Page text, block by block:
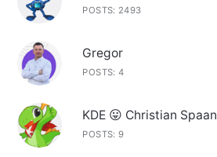
POSTS: 2493
Gregor
POSTS: 4
KDE 😛 Christian Spaan
POSTS: 9